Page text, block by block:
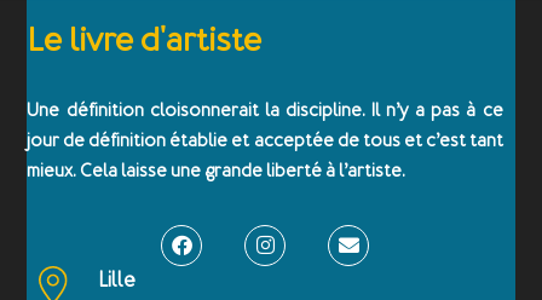
Le livre d'artiste
Une définition cloisonnerait la discipline. Il n’y a pas à ce
jour de définition établie et acceptée de tous et c’est tant
mieux. Cela laisse une grande liberté à l’artiste.
Lille